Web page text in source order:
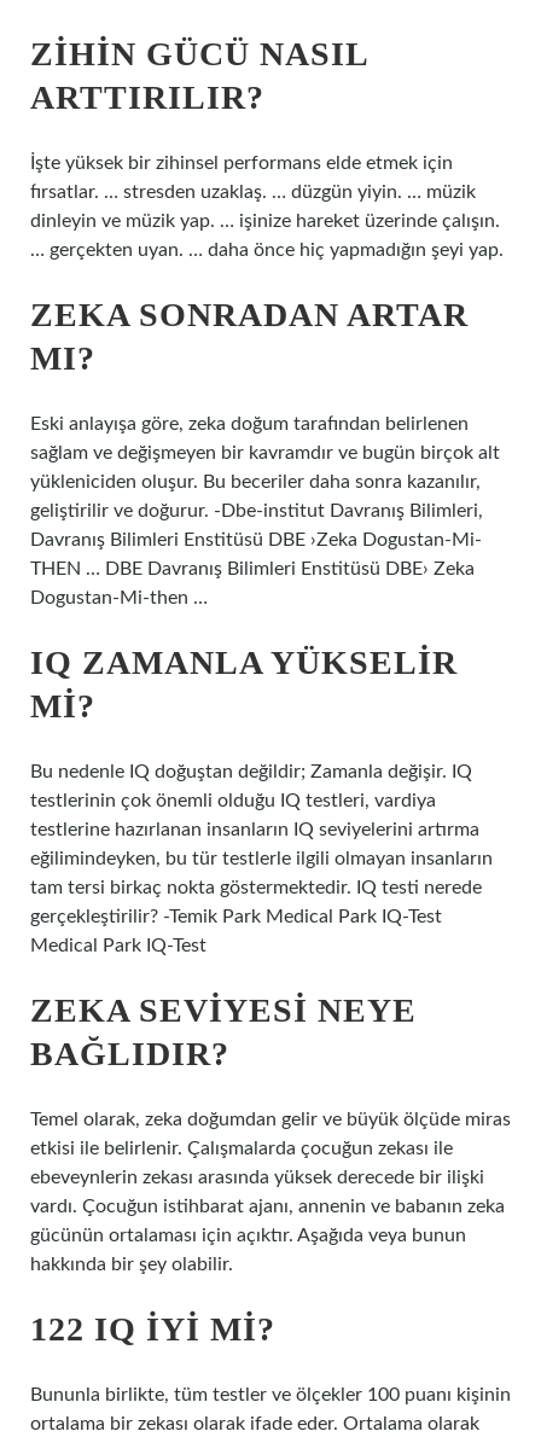
ZIHIN GÜCÜ NASIL
ARTTIRILIR?
İşte yüksek bir zihinsel performans elde etmek için
fırsatlar. … stresden uzaklaş. … düzgün yiyin. … müzik
dinleyin ve müzik yap. … işinize hareket üzerinde çalışın.
… gerçekten uyan. … daha önce hiç yapmadığın şeyi yap.
ZEKA SONRADAN ARTAR
MI?
Eski anlayışa göre, zeka doğum tarafından belirlenen
sağlam ve değişmeyen bir kavramdır ve bugün birçok alt
yükleniciden oluşur. Bu beceriler daha sonra kazanılır,
geliştirilir ve doğurur. -Dbe-institut Davranış Bilimleri,
Davranış Bilimleri Enstitüsü DBE ›Zeka Dogustan-Mi-
THEN … DBE Davranış Bilimleri Enstitüsü DBE› Zeka
Dogustan-Mi-then …
IQ ZAMANLA YÜKSELIR
MI?
Bu nedenle IQ doğuştan değildir; Zamanla değişir. IQ
testlerinin çok önemli olduğu IQ testleri, vardiya
testlerine hazırlanan insanların IQ seviyelerini artırma
eğilimindeyken, bu tür testlerle ilgili olmayan insanların
tam tersi birkaç nokta göstermektedir. IQ testi nerede
gerçekleştirilir? -Temik Park Medical Park IQ-Test
Medical Park IQ-Test
ZEKA SEVIYESI NEYE
BAĞLIDIR?
Temel olarak, zeka doğumdan gelir ve büyük ölçüde miras
etkisi ile belirlenir. Çalışmalarda çocuğun zekası ile
ebeveynlerin zekası arasında yüksek derecede bir ilişki
vardı. Çocuğun istihbarat ajanı, annenin ve babanın zeka
gücünün ortalaması için açıktır. Aşağıda veya bunun
hakkında bir şey olabilir.
122 IQ IYI MI?
Bununla birlikte, tüm testler ve ölçekler 100 puanı kişinin
ortalama bir zekası olarak ifade eder. Ortalama olarak